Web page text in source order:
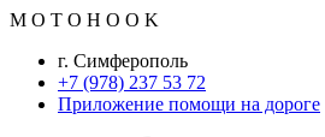
M O T O H O O K
г. Симферополь
+7 (978) 237 53 72
Приложение помощи на дороге